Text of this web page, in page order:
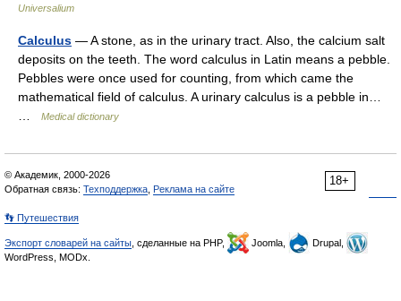
Universalium
Calculus — A stone, as in the urinary tract. Also, the calcium salt
deposits on the teeth. The word calculus in Latin means a pebble.
Pebbles were once used for counting, from which came the
mathematical field of calculus. A urinary calculus is a pebble in…
Medical dictionary
18+
© Академик, 2000-2026
Обратная связь: Техподдержка Реклама на сайте
👣 Путешествия
Экспорт словарей на сайты , сделанные на PHP, Joomla,
Drupal,
WordPress, MODx.